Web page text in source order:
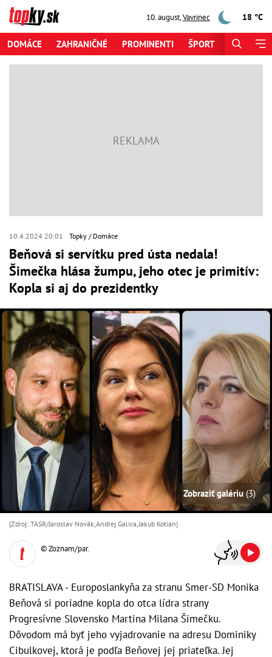
10. august,Vavrinec 18 °C
DOMÁCE ZAHRANIČNÉ PROMINENTI ŠPORT
10.4.2024 20:01 Topky Domáce
Beňová si servítku pred ústa nedala!
Šimečka hlása žumpu, jeho otec je primitív:
Kopla si aj do prezidentky
Zobraziť galériu (3)
(Zdroj: TASR/Jaroslav Novák,Andrej Galica,Jakub Kotian)
© Zoznam/par.
BRATISLAVA - Europoslankyňa za stranu Smer-SD Monika
Beňová si poriadne kopla do otca lídra strany
Progresívne Slovensko Martina Milana Šimečku.
Dôvodom má byť jeho vyjadrovanie na adresu Dominiky
Cibulkovej, ktorá je podľa Beňovej jej priateľka. Jej